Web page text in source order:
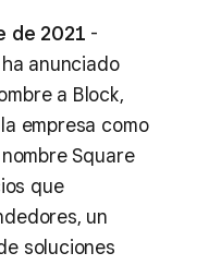
de 2021 -
ha anunciado
a Block,
empresa como
Square
que
un
soluciones